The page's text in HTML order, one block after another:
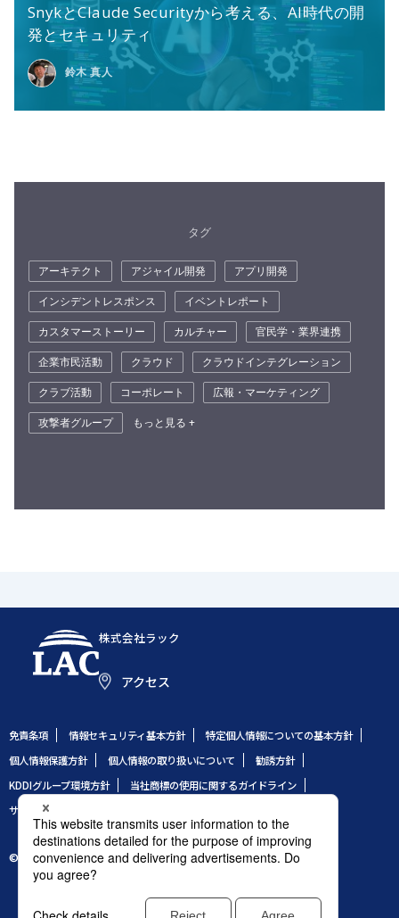
SnykとClaude Securityから考える、AI時代の開
発とセキュリティ
鈴木 真人
タグ
アーキテクト アジャイル開発
アプリ開発
インシデントレスポンス
イベントレポート
カスタマーストーリー
カルチャー
官民学・業界連携
企業市民活動
クラウド
クラウドインテグレーション
クラブ活動
コーポレート
広報・マーケティング
攻撃者グループ
もっと見る +
株式会社ラック
アクセス
免責条項 情報セキュリティ基本方針
特定個人情報についての基本方針
個人情報保護方針
個人情報の取り扱いについて
勧誘方針
KDDIグループ環境方針
当社商標の使用に関するガイドライン
サイトのご利用条件
© 1995 LAC Co., Ltd.